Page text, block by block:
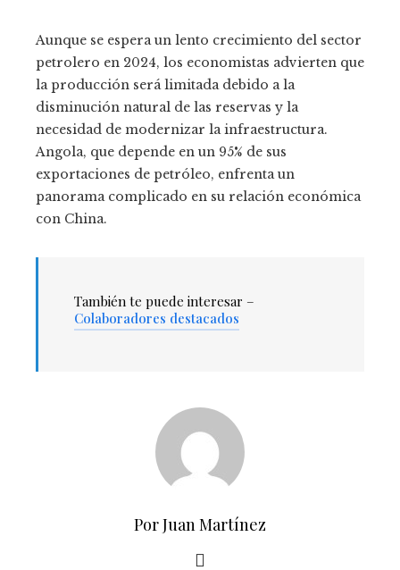
Aunque se espera un lento crecimiento del sector
petrolero en 2024, los economistas advierten que
la producción será limitada debido a la
disminución natural de las reservas y la
necesidad de modernizar la infraestructura.
Angola, que depende en un 95% de sus
exportaciones de petróleo, enfrenta un
panorama complicado en su relación económica
con China.
También te puede interesar –
Colaboradores destacados
Por Juan Martínez